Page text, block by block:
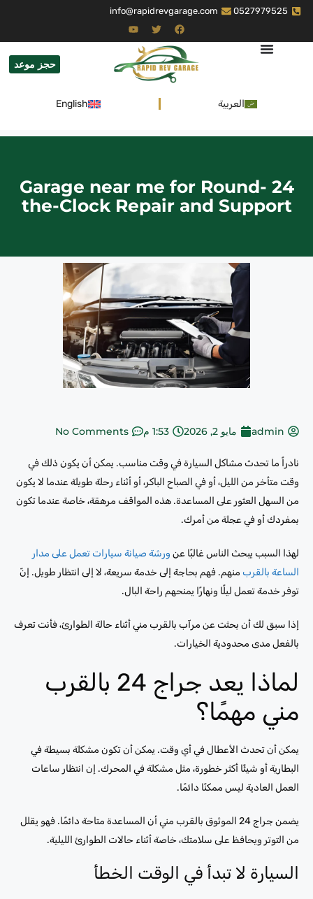
0527979525
info@rapidrevgarage.com
حجز موعد
العربية English
24 Garage near me for Round-
the-Clock Repair and Support
admin مايو 2, 2026 1:53 م No Comments
نادراً ما تحدث مشاكل السيارة في وقت مناسب. يمكن أن يكون ذلك في
وقت متأخر من الليل، أو في الصباح الباكر، أو أثناء رحلة طويلة عندما لا يكون
من السهل العثور على المساعدة. هذه المواقف مرهقة، خاصة عندما تكون
بمفردك أو في عجلة من أمرك.
لهذا السبب يبحث الناس غالبًا عن ورشة صيانة سيارات تعمل على مدار
الساعة بالقرب منهم. فهم بحاجة إلى خدمة سريعة، لا إلى انتظار طويل. إنّ
توفر خدمة تعمل ليلًا ونهارًا يمنحهم راحة البال.
إذا سبق لك أن بحثت عن مرآب بالقرب مني أثناء حالة الطوارئ، فأنت تعرف
بالفعل مدى محدودية الخيارات.
لماذا يعد جراج 24 بالقرب
مني مهمًا؟
يمكن أن تحدث الأعطال في أي وقت. يمكن أن تكون مشكلة بسيطة في
البطارية أو شيئًا أكثر خطورة، مثل مشكلة في المحرك. إن انتظار ساعات
العمل العادية ليس ممكنًا دائمًا.
يضمن جراج 24 الموثوق بالقرب مني أن المساعدة متاحة دائمًا. فهو يقلل
من التوتر ويحافظ على سلامتك، خاصة أثناء حالات الطوارئ الليلية.
السيارة لا تبدأ في الوقت الخطأ